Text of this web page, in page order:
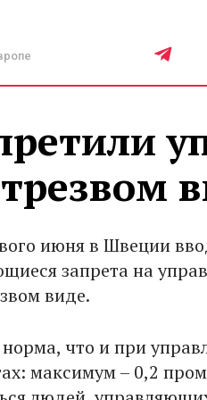
июня в Швеции
запрета на
виде.
что и при
максимум – 0,2